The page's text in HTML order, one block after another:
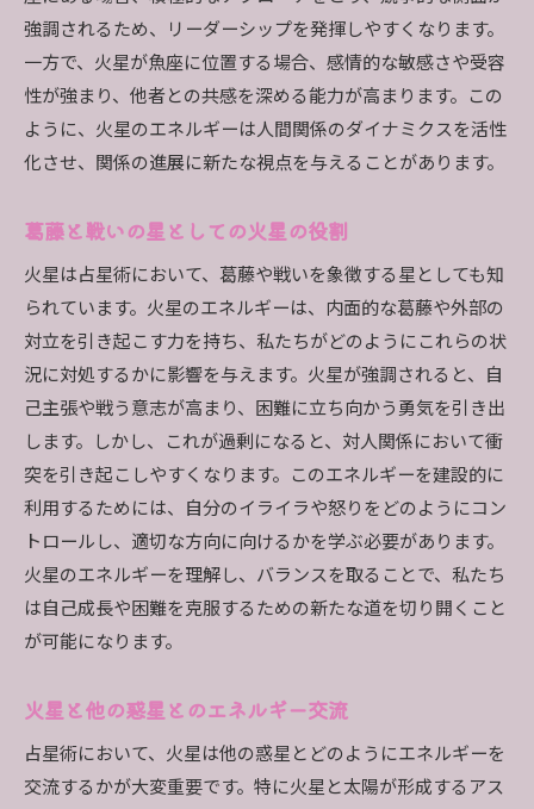
火星が情熱を引き出す方法
課題への挑戦を促す火星の影響
火星のエネルギーで情熱を燃やす
火星がもたらす情熱を活用する
火星の影響で新たな目標を見つける
火星と太陽の相互作用の基礎知識
火星と太陽が影響し合う場面
火星と太陽の協力がもたらす効果
火星と太陽の関係が示す可能性
火星と太陽の組み合わせが運命に与える影響
火星と太陽の相互作用を日常に活かす
自己理解を深める火星の象徴を占星術で解説
火星が象徴する内面的な力を探る
火星が自己理解に与えるヒント
火星の影響を受けた自己表現の方法
火星が示す自己探求の旅路
火星の象徴を活かした自己成長
強調されるため、リーダーシップを発揮しやすくなります。
一方で、火星が魚座に位置する場合、感情的な敏感さや受容
性が強まり、他者との共感を深める能力が高まります。この
ように、火星のエネルギーは人間関係のダイナミクスを活性
化させ、関係の進展に新たな視点を与えることがあります。
葛藤と戦いの星としての火星の役割
火星は占星術において、葛藤や戦いを象徴する星としても知
られています。火星のエネルギーは、内面的な葛藤や外部の
対立を引き起こす力を持ち、私たちがどのようにこれらの状
況に対処するかに影響を与えます。火星が強調されると、自
己主張や戦う意志が高まり、困難に立ち向かう勇気を引き出
します。しかし、これが過剰になると、対人関係において衝
突を引き起こしやすくなります。このエネルギーを建設的に
利用するためには、自分のイライラや怒りをどのようにコン
トロールし、適切な方向に向けるかを学ぶ必要があります。
火星のエネルギーを理解し、バランスを取ることで、私たち
は自己成長や困難を克服するための新たな道を切り開くこと
が可能になります。
火星と他の惑星とのエネルギー交流
占星術において、火星は他の惑星とどのようにエネルギーを
交流するかが大変重要です。特に火星と太陽が形成するアス